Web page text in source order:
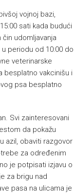
vojnoj bazi,
sati kada budući
udomljavanja
periodu od 10:00 do
veterinarske
besplatno vakcinišu i
psa besplatno
Svi zainteresovani
da pokažu
azil, obaviti razgovor
za određenim
je potpisati izjavu o
za brigu nad
pasa na ulicama je